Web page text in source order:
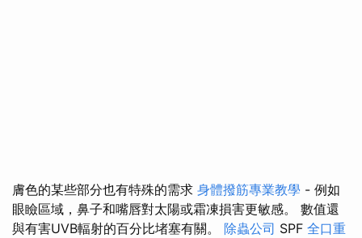
膚色的某些部分也有特殊的需求 身體撥筋專業教學 - 例如
眼瞼區域，鼻子和嘴唇對太陽或霜凍損害更敏感。 數值還
與有害UVB輻射的百分比堵塞有關。 除蟲公司 SPF 全口重